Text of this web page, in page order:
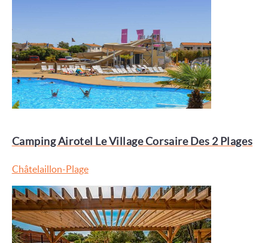
Camping Airotel Le Village Corsaire Des 2 Plages
Châtelaillon-Plage